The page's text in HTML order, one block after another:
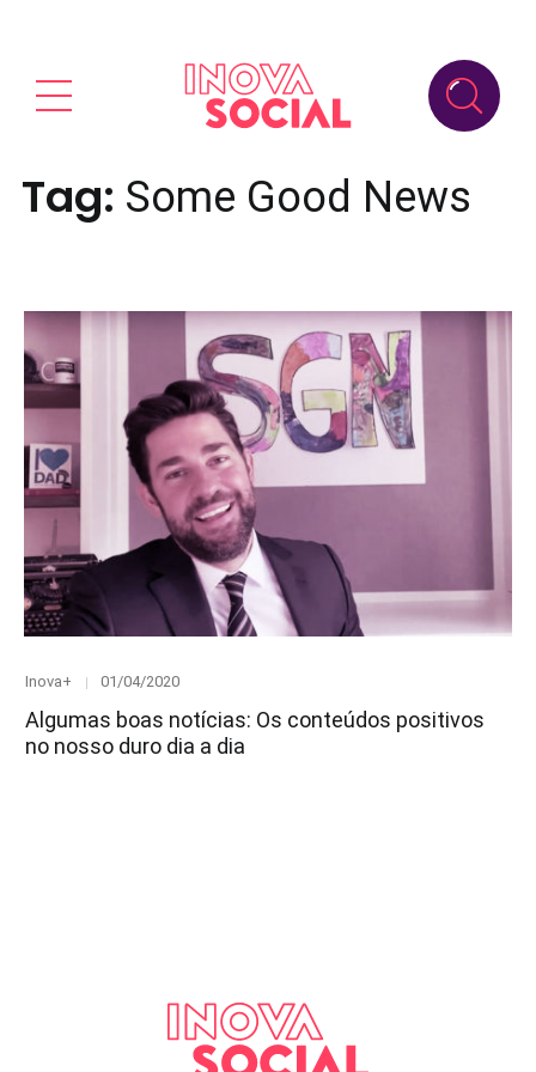
Tag: Some Good News
Category
Inova+
Posted
01/04/2020
Algumas boas notícias: Os conteúdos positivos
no nosso duro dia a dia